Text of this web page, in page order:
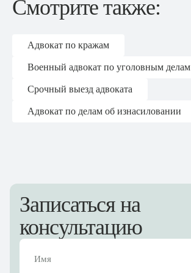
Смотрите также:
Адвокат по кражам
Военный адвокат по уголовным делам
Срочный выезд адвоката
Адвокат по делам об изнасиловании
Записаться на
консультацию